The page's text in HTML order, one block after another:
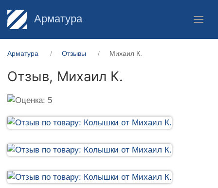
Арматура
Арматура Отзывы Михаил К.
Отзыв, Михаил К.